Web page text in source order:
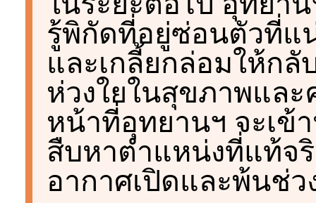
รู้พิกัดที่อยู่ซ่อนตัวที่แ
และเกลี้ยกล่อมให้กลั
ห่วงใยในสุขภาพแล
หน้าที่อุทยานฯ จะเข้
สืบหาตำแหน่งที่แท้จ
อากาศเปิดและพ้นช่ว